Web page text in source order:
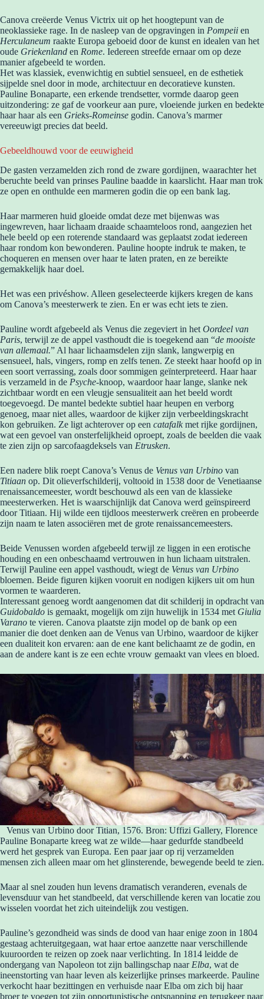
Canova creëerde Venus Victrix uit op het hoogtepunt van de
neoklassieke rage. In de nasleep van de opgravingen in Pompeii en
Herculaneum raakte Europa geboeid door de kunst en idealen van het
oude Griekenland en Rome. Iedereen streefde ernaar om op deze
manier afgebeeld te worden.
Het was klassiek, evenwichtig en subtiel sensueel, en de esthetiek
sijpelde snel door in mode, architectuur en decoratieve kunsten.
Pauline Bonaparte, een erkende trendsetter, vormde daarop geen
uitzondering: ze gaf de voorkeur aan pure, vloeiende jurken en bedekte
haar haar als een Grieks-Romeinse godin. Canova’s marmer
vereeuwigt precies dat beeld.
Gebeeldhouwd voor de eeuwigheid
De gasten verzamelden zich rond de zware gordijnen, waarachter het
beruchte beeld van prinses Pauline baadde in kaarslicht. Haar man trok
ze open en onthulde een marmeren godin die op een bank lag.
Haar marmeren huid gloeide omdat deze met bijenwas was
ingewreven, haar lichaam draaide schaamteloos rond, aangezien het
hele beeld op een roterende standaard was geplaatst zodat iedereen
haar rondom kon bewonderen. Pauline hoopte indruk te maken, te
choqueren en mensen over haar te laten praten, en ze bereikte
gemakkelijk haar doel.
Het was een privéshow. Alleen geselecteerde kijkers kregen de kans
om Canova’s meesterwerk te zien. En er was echt iets te zien.
Pauline wordt afgebeeld als Venus die zegeviert in het Oordeel van
Paris, terwijl ze de appel vasthoudt die is toegekend aan “de mooiste
van allemaal.” Al haar lichaamsdelen zijn slank, langwerpig en
sensueel, hals, vingers, romp en zelfs tenen. Ze steekt haar hoofd op in
een soort verrassing, zoals door sommigen geïnterpreteerd. Haar haar
is verzameld in de Psyche-knoop, waardoor haar lange, slanke nek
zichtbaar wordt en een vleugje sensualiteit aan het beeld wordt
toegevoegd. De mantel bedekte subtiel haar heupen en verborg
genoeg, maar niet alles, waardoor de kijker zijn verbeeldingskracht
kon gebruiken. Ze ligt achterover op een catafalk met rijke gordijnen,
wat een gevoel van onsterfelijkheid oproept, zoals de beelden die vaak
te zien zijn op sarcofaagdeksels van Etrusken.
Een nadere blik roept Canova’s Venus de Venus van Urbino van
Titiaan op. Dit olieverfschilderij, voltooid in 1538 door de Venetiaanse
renaissancemeester, wordt beschouwd als een van de klassieke
meesterwerken. Het is waarschijnlijk dat Canova werd geïnspireerd
door Titiaan. Hij wilde een tijdloos meesterwerk creëren en probeerde
zijn naam te laten associëren met de grote renaissancemeesters.
Beide Venussen worden afgebeeld terwijl ze liggen in een erotische
houding en een onbeschaamd vertrouwen in hun lichaam uitstralen.
Terwijl Pauline een appel vasthoudt, wiegt de Venus van Urbino
bloemen. Beide figuren kijken vooruit en nodigen kijkers uit om hun
vormen te waarderen.
Interessant genoeg wordt aangenomen dat dit schilderij in opdracht van
Guidobaldo is gemaakt, mogelijk om zijn huwelijk in 1534 met Giulia
Varano te vieren. Canova plaatste zijn model op de bank op een
manier die doet denken aan de Venus van Urbino, waardoor de kijker
een dualiteit kon ervaren: aan de ene kant belichaamt ze de godin, en
aan de andere kant is ze een echte vrouw gemaakt van vlees en bloed.
Venus van Urbino door Titian, 1576. Bron: Uffizi Gallery, Florence
Pauline Bonaparte kreeg wat ze wilde—haar gedurfde standbeeld
werd het gesprek van Europa. Een paar jaar op rij verzamelden
mensen zich alleen maar om het glinsterende, bewegende beeld te zien.
Maar al snel zouden hun levens dramatisch veranderen, evenals de
levensduur van het standbeeld, dat verschillende keren van locatie zou
wisselen voordat het zich uiteindelijk zou vestigen.
Pauline’s gezondheid was sinds de dood van haar enige zoon in 1804
gestaag achteruitgegaan, wat haar ertoe aanzette naar verschillende
kuuroorden te reizen op zoek naar verlichting. In 1814 leidde de
ondergang van Napoleon tot zijn ballingschap naar Elba, wat de
ineenstorting van haar leven als keizerlijke prinses markeerde. Pauline
verkocht haar bezittingen en verhuisde naar Elba om zich bij haar
broer te voegen tot zijn opportunistische ontsnapping en terugkeer naar